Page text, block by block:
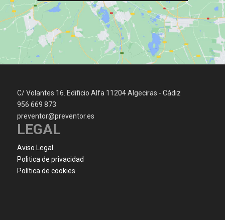
C/ Volantes 16. Edificio Alfa 11204 Algeciras - Cádiz
956 669 873
preventor@preventor.es
LEGAL
Aviso Legal
Politica de privacidad
Política de cookies